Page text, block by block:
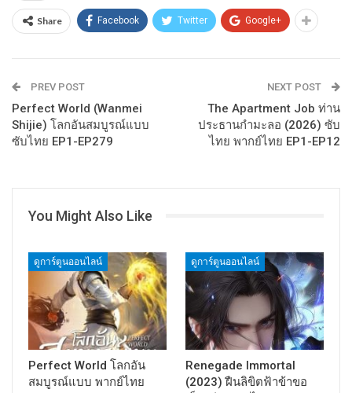
Share Facebook Twitter Google+
PREV POST
Perfect World (Wanmei
Shijie) โลกอันสมบูรณ์แบบ
ซับไทย EP1-EP279
NEXT POST
The Apartment Job ท่าน
ประธานกำมะลอ (2026) ซับ
ไทย พากย์ไทย EP1-EP12
You Might Also Like
ดูการ์ตูนออนไลน์
Perfect World โลกอัน
สมบูรณ์แบบ พากย์ไทย
ดูการ์ตูนออนไลน์
Renegade Immortal
(2023) ฝืนลิขิตฟ้าข้าขอ